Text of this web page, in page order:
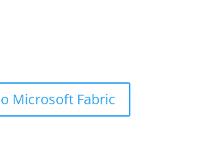
Microsoft Fabric